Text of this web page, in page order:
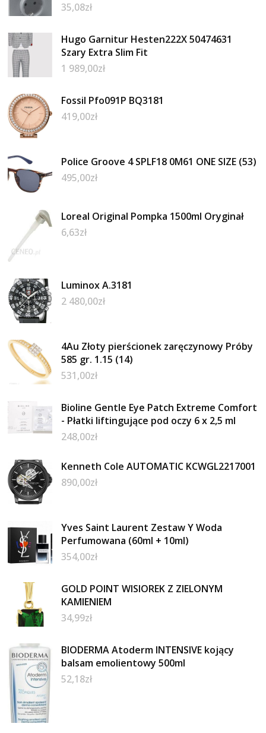
35,08zł
Hugo Garnitur Hesten222X 50474631
Szary Extra Slim Fit
1 989,00zł
Fossil Pfo091P BQ3181
419,00zł
Police Groove 4 SPLF18 0M61 ONE SIZE (53)
495,00zł
Loreal Original Pompka 1500ml Oryginał
6,63zł
Luminox A.3181
2 480,00zł
4Au Złoty pierścionek zaręczynowy Próby
585 gr. 1.15 (14)
531,00zł
Bioline Gentle Eye Patch Extreme Comfort
- Płatki liftingujące pod oczy 6 x 2,5 ml
248,00zł
Kenneth Cole AUTOMATIC KCWGL2217001
890,00zł
Yves Saint Laurent Zestaw Y Woda
Perfumowana (60ml + 10ml)
354,00zł
GOLD POINT WISIOREK Z ZIELONYM
KAMIENIEM
34,99zł
BIODERMA Atoderm INTENSIVE kojący
balsam emolientowy 500ml
52,18zł